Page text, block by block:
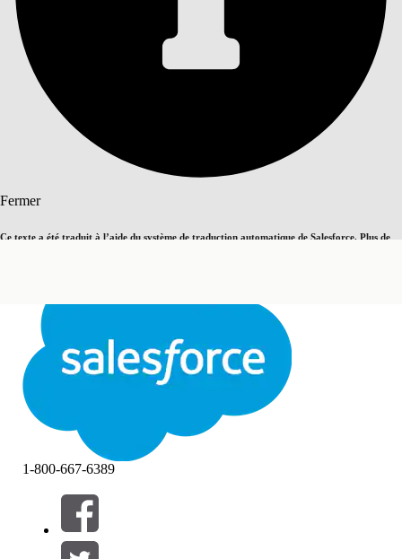
Fermer
Ce texte a été traduit à l’aide du système de traduction automatique de Salesforce. Plus de
Fermer
Table des matières
Rechercher
Filtrer par (0)
SÉLECTIONNER DES FILTRES
1-800-667-6389